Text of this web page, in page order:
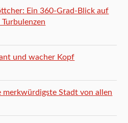
Ein 360-Grad-Blick auf
und wacher Kopf
merkwürdigste Stadt von allen